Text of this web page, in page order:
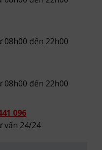
08h00 đến 22h00
08h00 đến 22h00
096
vấn 24/24